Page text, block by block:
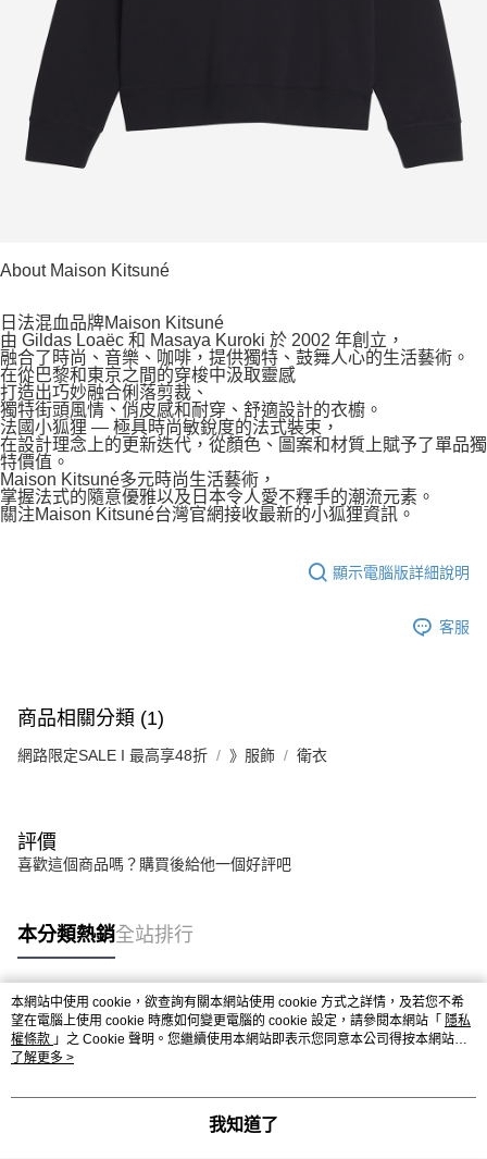
About Maison Kitsuné
日法混血品牌Maison Kitsuné
由 Gildas Loaëc 和 Masaya Kuroki 於 2002 年創立，
融合了時尚、音樂、咖啡，提供獨特、鼓舞人心的生活藝術。
在從巴黎和東京之間的穿梭中汲取靈感
打造出巧妙融合俐落剪裁、
獨特街頭風情、俏皮感和耐穿、舒適設計的衣櫥。
法國小狐狸 — 極具時尚敏銳度的法式裝束，
在設計理念上的更新迭代，從顏色、圖案和材質上賦予了單品獨
特價值。
Maison Kitsuné多元時尚生活藝術，
掌握法式的隨意優雅以及日本令人愛不釋手的潮流元素。
關注Maison Kitsuné台灣官網接收最新的小狐狸資訊。
顯示電腦版詳細說明
客服
商品相關分類 (1)
網路限定SALE I 最高享48折 》服飾 衛衣
評價
喜歡這個商品嗎？購買後給他一個好評吧
本分類熱銷全站排行
熱門標籤
本網站中使用 cookie，欲查詢有關本網站使用 cookie 方式之詳情，及若您不希
望在電腦上使用 cookie 時應如何變更電腦的 cookie 設定，請參閱本網站「 隱私
權條款 」之 Cookie 聲明。您繼續使用本網站即表示您同意本公司得按本網站使
用條款之 Cookie 聲明使用 cookie。
了解更多 >
我知道了